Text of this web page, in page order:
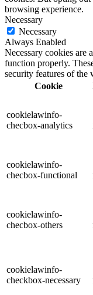
browsing experience.
Necessary
Necessary
Always Enabled
Necessary cookies are
function properly.
security features of the
Cookie
cookielawinfo-
checbox-analytics
cookielawinfo-
checbox-functional
cookielawinfo-
checbox-others
cookielawinfo-
checkbox-necessary